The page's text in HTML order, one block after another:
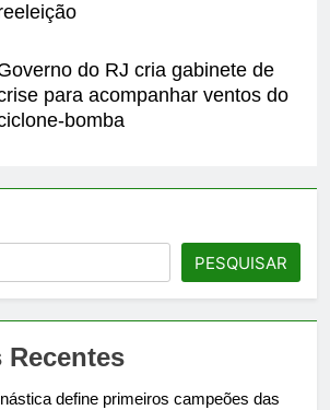
do RJ cria gabinete de
para acompanhar ventos do
bomba
PESQUISAR
Recentes
define primeiros campeões das